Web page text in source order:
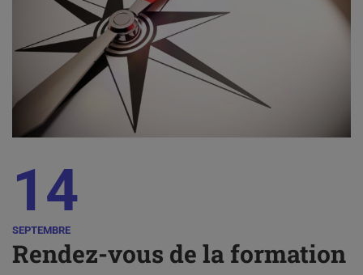
14
SEPTEMBRE
Rendez-vous de la formation